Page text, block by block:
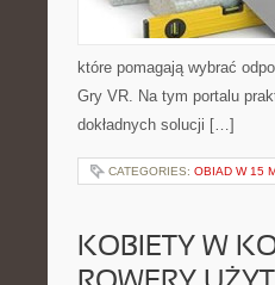
które pomagają wybrać
Gry VR. Na tym portalu
dokładnych solucji […]
CATEGORIES: OBIAD W 15
KOBIETY W